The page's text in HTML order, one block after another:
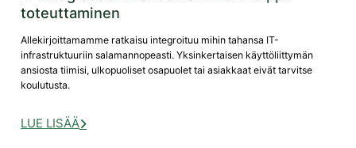
toteuttaminen
Allekirjoittamamme ratkaisu integroituu mihin tahansa IT-
infrastruktuuriin salamannopeasti. Yksinkertaisen käyttöliittymän
ansiosta tiimisi, ulkopuoliset osapuolet tai asiakkaat eivät tarvitse
koulutusta.
LUE LISÄÄ